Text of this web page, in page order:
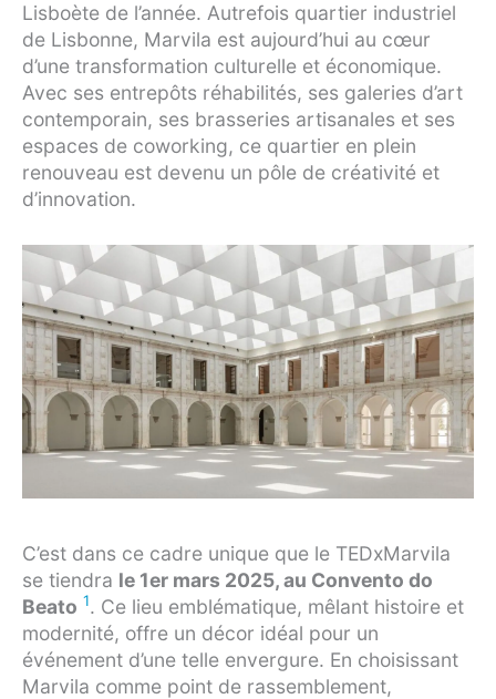
Lisboète de l’année. Autrefois quartier industriel
de Lisbonne, Marvila est aujourd’hui au cœur
d’une transformation culturelle et économique.
Avec ses entrepôts réhabilités, ses galeries d’art
contemporain, ses brasseries artisanales et ses
espaces de coworking, ce quartier en plein
renouveau est devenu un pôle de créativité et
d’innovation.
C’est dans ce cadre unique que le TEDxMarvila
se tiendra le 1er mars 2025, au Convento do
Beato 1. Ce lieu emblématique, mêlant histoire et
modernité, offre un décor idéal pour un
événement d’une telle envergure. En choisissant
Marvila comme point de rassemblement,